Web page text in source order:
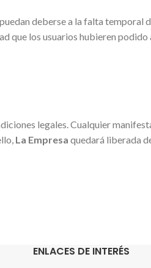
deberse a la falta
los usuarios hubieren
legales. Cualquier
La Empresa quedará liberada
ENLACES DE INTERÉS